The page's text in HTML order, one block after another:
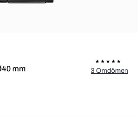
mm
3 Omdömen